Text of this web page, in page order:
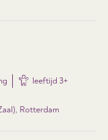
leeftijd 3+
Rotterdam